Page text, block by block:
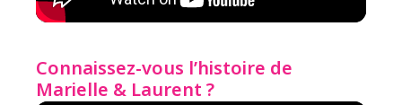
Connaissez-vous l’histoire de
Marielle & Laurent ?